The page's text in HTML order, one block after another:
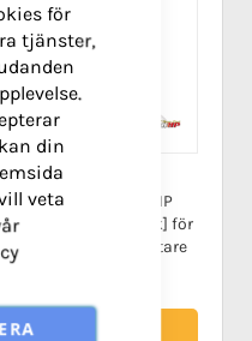
för
tjänster,
din
veta
Skruvdubb BESTGRIP
1910 [3,2mm utstick] för
Traktorer & Hjullastare